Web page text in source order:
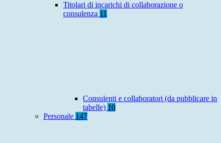
Titolari di incarichi di collaborazione o
consulenza 11
Consulenti e collaboratori (da pubblicare in
tabelle) 10
Personale 147